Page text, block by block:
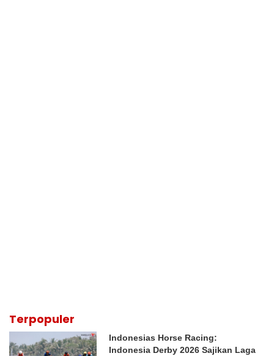
Terpopuler
Indonesias Horse Racing:
Indonesia Derby 2026 Sajikan Laga